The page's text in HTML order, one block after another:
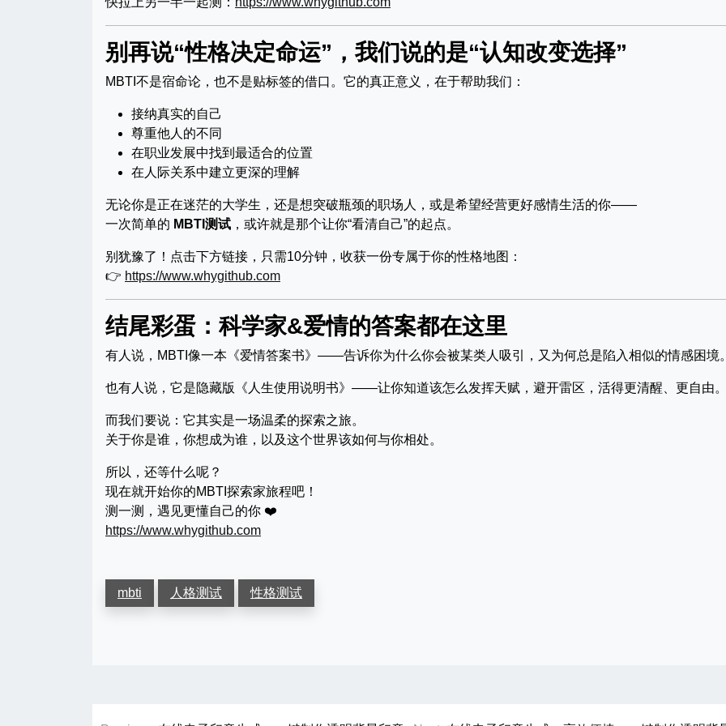
别再说“性格决定命运”，我们说的是“认知改变选择”
MBTI不是宿命论，也不是贴标签的借口。它的真正意义，在于帮助我们：
接纳真实的自己
尊重他人的不同
在职业发展中找到最适合的位置
在人际关系中建立更深的理解
无论你是正在迷茫的大学生，还是想突破瓶颈的职场人，或是希望经营更好感情生活的你——
一次简单的 MBTI测试 ，或许就是那个让你“看清自己”的起点。
别犹豫了！点击下方链接，只需10分钟，收获一份专属于你的性格地图：
👉 https://www.whygithub.com
结尾彩蛋：科学家&爱情的答案都在这里
有人说，MBTI像一本《爱情答案书》——告诉你为什么你会被某类人吸引，又为何总是陷入相似的情感困境
也有人说，它是隐藏版《人生使用说明书》——让你知道该怎么发挥天赋，避开雷区，活得更清醒、更自由
而我们要说：它其实是一场温柔的探索之旅。
关于你是谁，你想成为谁，以及这个世界该如何与你相处。
所以，还等什么呢？
现在就开始你的MBTI探索家旅程吧！
测一测，遇见更懂自己的你 ❤️
https://www.whygithub.com
mbti 人格测试 性格测试
文